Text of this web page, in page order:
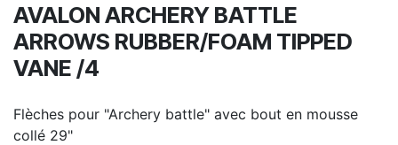
AVALON ARCHERY BATTLE
ARROWS RUBBER/FOAM TIPPED
VANE /4
Flèches pour "Archery battle" avec bout en mousse
collé 29"